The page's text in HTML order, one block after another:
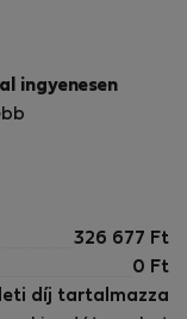
ingyenesen
326 677 Ft
0 Ft
díj tartalmazza